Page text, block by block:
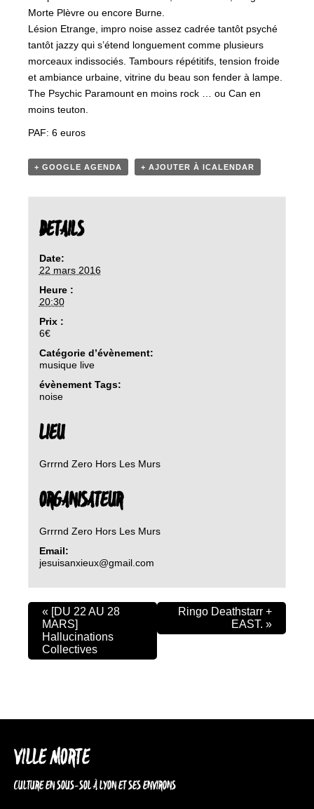
Morte Plèvre ou encore Burne.
Lésion Etrange, impro noise assez cadrée tantôt psyché
tantôt jazzy qui s’étend longuement comme plusieurs
morceaux indissociés. Tambours répétitifs, tension froide
et ambiance urbaine, vitrine du beau son fender à lampe.
The Psychic Paramount en moins rock … ou Can en
moins teuton.
PAF: 6 euros
+ GOOGLE AGENDA + AJOUTER À ICALENDAR
DETAILS
Date:
22 mars 2016
Heure :
20:30
Prix :
6€
Catégorie d’évènement:
musique live
évènement Tags:
noise
LIEU
Grrrnd Zero Hors Les Murs
ORGANISATEUR
Grrrnd Zero Hors Les Murs
Email:
jesuisanxieux@gmail.com
« [DU 22 AU 28
MARS]
Hallucinations
Collectives
Ringo Deathstarr +
EAST. »
VILLE MORTE
CULTURE EN SOUS-SOL À LYON ET SES ENVIRONS